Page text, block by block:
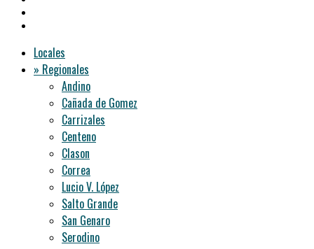
Locales
» Regionales
Andino
Cañada de Gomez
Carrizales
Centeno
Clason
Correa
Lucio V. López
Salto Grande
San Genaro
Serodino